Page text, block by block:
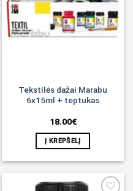
Tekstilės dažai Marabu
6x15ml + teptukas
18.00€
Į KREPŠELĮ